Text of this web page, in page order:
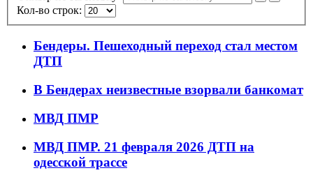
Кол-во строк:
Бендеры. Пешеходный переход стал местом
ДТП
В Бендерах неизвестные взорвали банкомат
МВД ПМР
МВД ПМР. 21 февраля 2026 ДТП на
одесской трассе